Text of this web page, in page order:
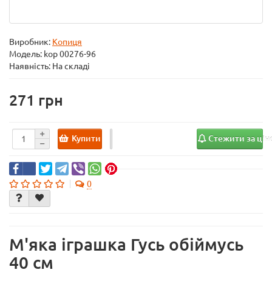
Виробник: Копиця
Модель: kop 00276-96
Наявність: На складі
271
Купити Стежити за
0
М'яка іграшка Гусь обіймусь
40 см